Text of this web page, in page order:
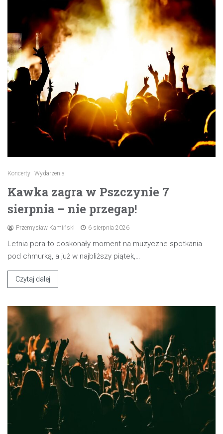
Koncerty Wydarzenia
Kawka zagra w Pszczynie 7
sierpnia – nie przegap!
Przemysław Kamiński 6 sierpnia 2026
Letnia pora to doskonały moment na muzyczne spotkania
pod chmurką, a już w najbliższy piątek,…
Czytaj dalej